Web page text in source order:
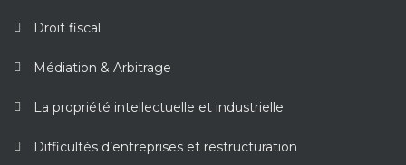
Droit fiscal
Médiation & Arbitrage
La propriété intellectuelle et industrielle
Difficultés d’entreprises et restructuration